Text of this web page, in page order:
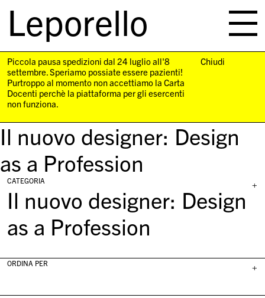
Leporello
navigation
Piccola pausa spedizioni dal 24 luglio all'8
settembre. Speriamo possiate essere pazienti!
Purtroppo al momento non accettiamo la Carta
Docenti perchè la piattaforma per gli esercenti
non funziona.
Chiudi
Il nuovo designer: Design
as a Profession
+
CATEGORIA
Il nuovo designer: Design
as a Profession
+
ORDINA PER